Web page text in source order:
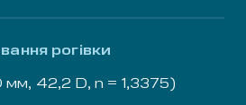
рогівки
42,2 D, n = 1,3375)